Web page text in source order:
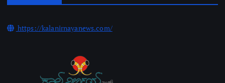
https://kalanirnayanews.com/